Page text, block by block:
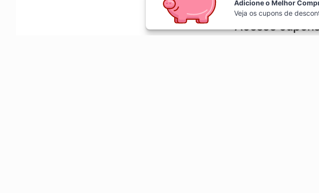
Acesse
Adicione o Melhor
Veja os cupons de